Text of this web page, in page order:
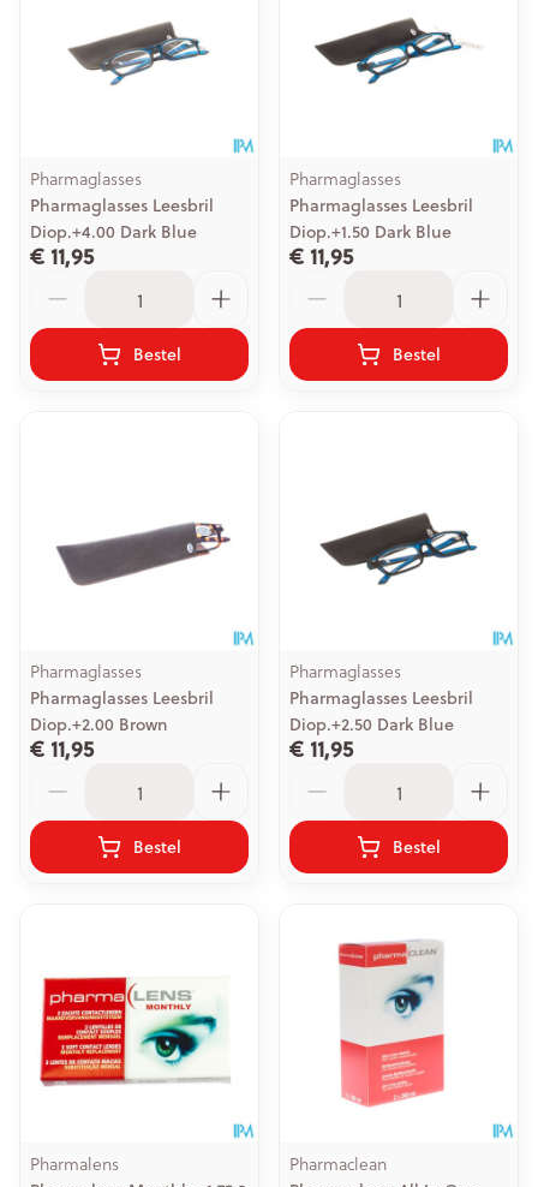
Pharmaglasses
Pharmaglasses Leesbril
Diop.+4.00 Dark Blue
€ 11,95
Bestel
Pharmaglasses
Pharmaglasses Leesbril
Diop.+1.50 Dark Blue
€ 11,95
Bestel
Pharmaglasses
Pharmaglasses Leesbril
Diop.+2.00 Brown
€ 11,95
Bestel
Pharmaglasses
Pharmaglasses Leesbril
Diop.+2.50 Dark Blue
€ 11,95
Bestel
Pharmalens Pharmaclean